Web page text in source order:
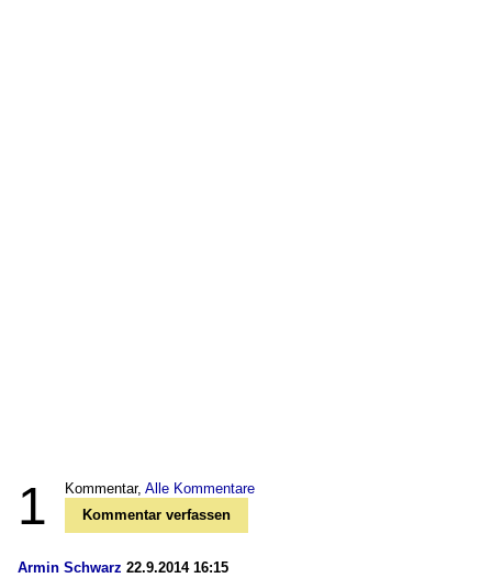
1 Kommentar, Alle Kommentare
Kommentar verfassen
Armin Schwarz 22.9.2014 16:15